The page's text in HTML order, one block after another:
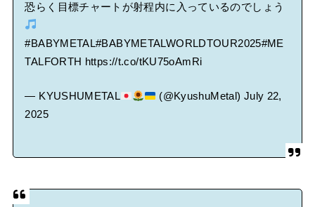
恐らく目標チャートが射程内に入っているのでしょう
#BABYMETAL#BABYMETALWORLDTOUR2025#ME
TALFORTH https://t.co/tKU75oAmRi
— KYUSHUMETAL (@KyushuMetal) July 22,
2025